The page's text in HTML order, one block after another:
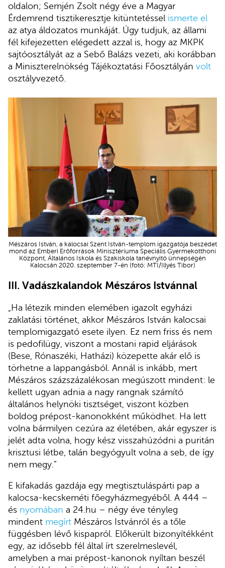
oldalon; Semjén Zsolt négy éve a Magyar
Érdemrend tisztikeresztje kitüntetéssel ismerte el
az atya áldozatos munkáját. Úgy tudjuk, az állami
fél kifejezetten elégedett azzal is, hogy az MKPK
sajtóosztályát az a Sebő Balázs vezeti, aki korábban
a Miniszterelnökség Tájékoztatási Főosztályán volt
osztályvezető.
Mészáros István, a kalocsai Szent István-templom igazgatója beszédet
mond az Emberi Erőforrások Minisztériuma Speciális Gyermekotthoni
Központ, Általános Iskola és Szakiskola tanévnyitó ünnepségén
Kalocsán 2020. szeptember 7-én (fotó: MTI/Illyés Tibor)
III. Vadászkalandok Mészáros Istvánnal
„Ha létezik minden elemében igazolt egyházi
zaklatási történet, akkor Mészáros István kalocsai
templomigazgató esete ilyen. Ez nem friss és nem
is pedofilügy, viszont a mostani rapid eljárások
(Bese, Rónaszéki, Hatházi) közepette akár elő is
törhetne a lappangásból. Annál is inkább, mert
Mészáros százszázalékosan megúszott mindent: le
kellett ugyan adnia a nagy rangnak számító
általános helynöki tisztséget, viszont közben
boldog prépost-kanonokként működhet. Ha lett
volna bármilyen cezúra az életében, akár egyszer is
jelét adta volna, hogy kész visszahúzódni a puritán
krisztusi létbe, talán begyógyult volna a seb, de így
nem megy.”
E kifakadás gazdája egy megtisztuláspárti pap a
kalocsa-kecskeméti főegyházmegyéből. A 444 –
és nyomában a 24.hu – négy éve tényleg
mindent megírt Mészáros Istvánról és a tőle
függésben lévő kispapról. Előkerült bizonyítékként
egy, az idősebb fél által írt szerelmeslevél,
amelyben a mai prépost-kanonok nyíltan beszél